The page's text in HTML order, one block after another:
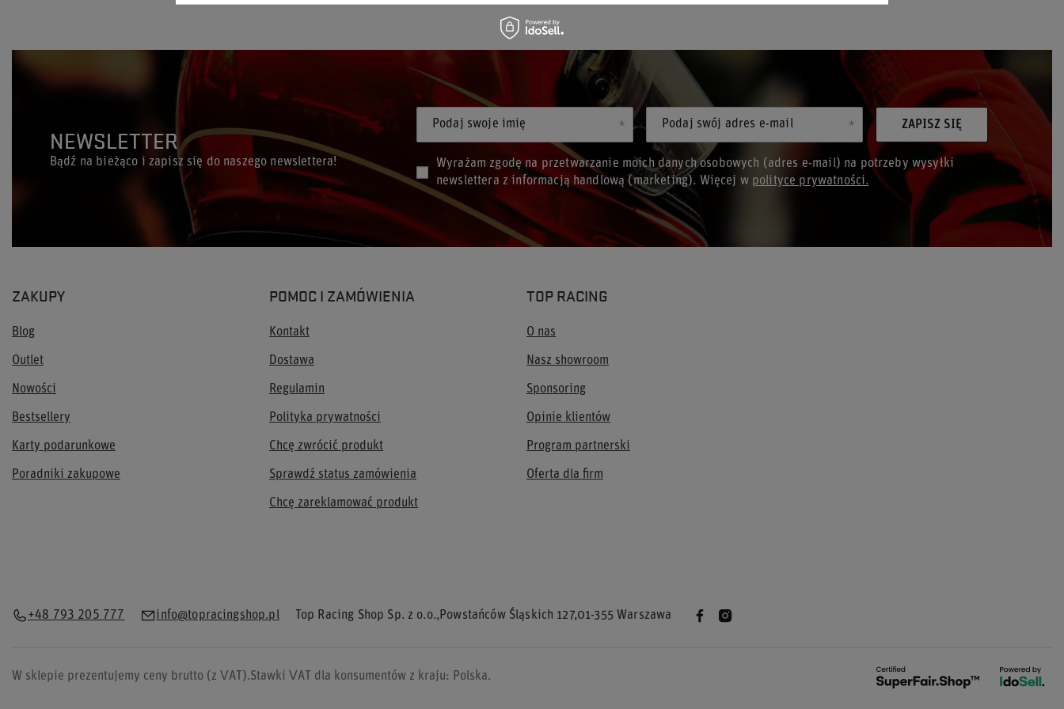
NEWSLETTER
Bądź na bieżąco i zapisz się do naszego newslettera!
Podaj swoje imię Podaj swój adres e-mail
Wyrażam zgodę na przetwarzanie moich danych osobowych (adres e-mail) na potrzeby wysyłki
newslettera z informacją handlową (marketing). Więcej w polityce prywatności.
ZAPISZ SIĘ
ZAKUPY
Blog
Outlet
Nowości
Bestsellery
Karty podarunkowe
Poradniki zakupowe
POMOC I ZAMÓWIENIA
Kontakt
Dostawa
Regulamin
Polityka prywatności
Chcę zwrócić produkt
Sprawdź status zamówienia
Chcę zareklamować produkt
TOP RACING
O nas
Nasz showroom
Sponsoring
Opinie klientów
Program partnerski
Oferta dla firm
+48 793 205 777 info@topracingshop.pl Top Racing Shop Sp. z o.o.,Powstańców Śląskich 127,01-355Warszawa
W sklepie prezentujemy ceny brutto (z VAT).Stawki VAT dla konsumentów z kraju: Polska.